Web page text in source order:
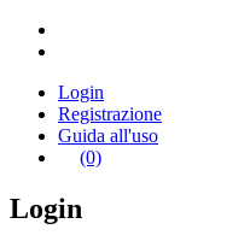
Login
Registrazione
Guida all'uso
(0)
Login